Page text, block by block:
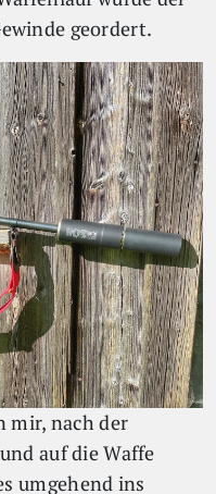
geordert.
mir, nach der
auf die Waffe
umgehend ins